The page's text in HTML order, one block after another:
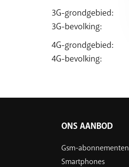
3G-grondgebied:
3G-bevolking:
4G-grondgebied:
4G-bevolking:
ONS AANBOD
Gsm-abonnementen
Smartphones